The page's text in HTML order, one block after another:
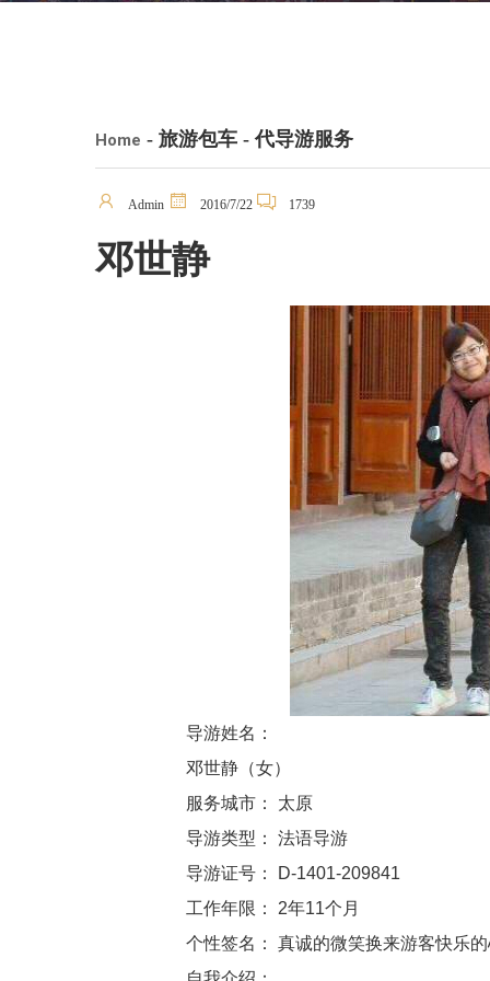
Home - 旅游包车 - 代导游服务
Admin 2016/7/22 1739
邓世静
导游姓名：
邓世静（女）
服务城市： 太原
导游类型： 法语导游
导游证号： D-1401-209841
工作年限： 2年11个月
个性签名： 真诚的微笑换来游客快乐